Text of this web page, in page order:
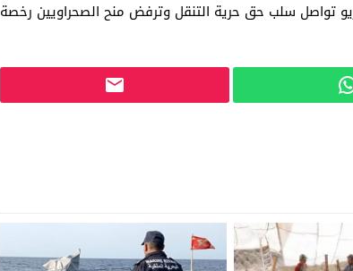
تواصل سلب حق حرية التنقل وترفض منح الصحراويين رخصة